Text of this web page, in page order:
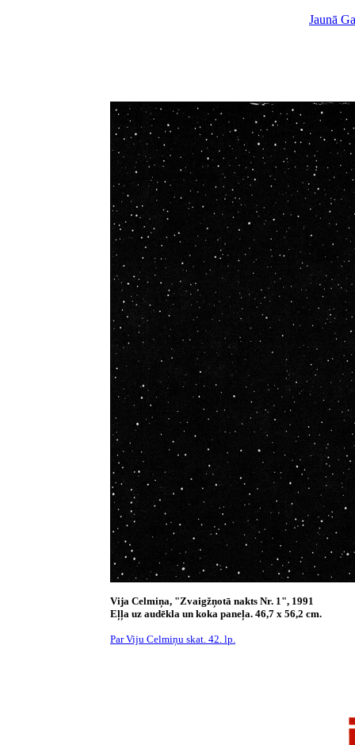
Jaunā
Vija Celmiņa, "Zvaigžņotā nakts Nr. 1", 1991
Eļļa uz audēkla un koka paneļa. 46,7 x 56,2 cm.
Par Viju Celmiņu skat. 42. lp.